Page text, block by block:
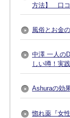
方法】 口
風俗とお金
中澤 一人の
しい噂！実
Ashuraの効
惚れ薬『女